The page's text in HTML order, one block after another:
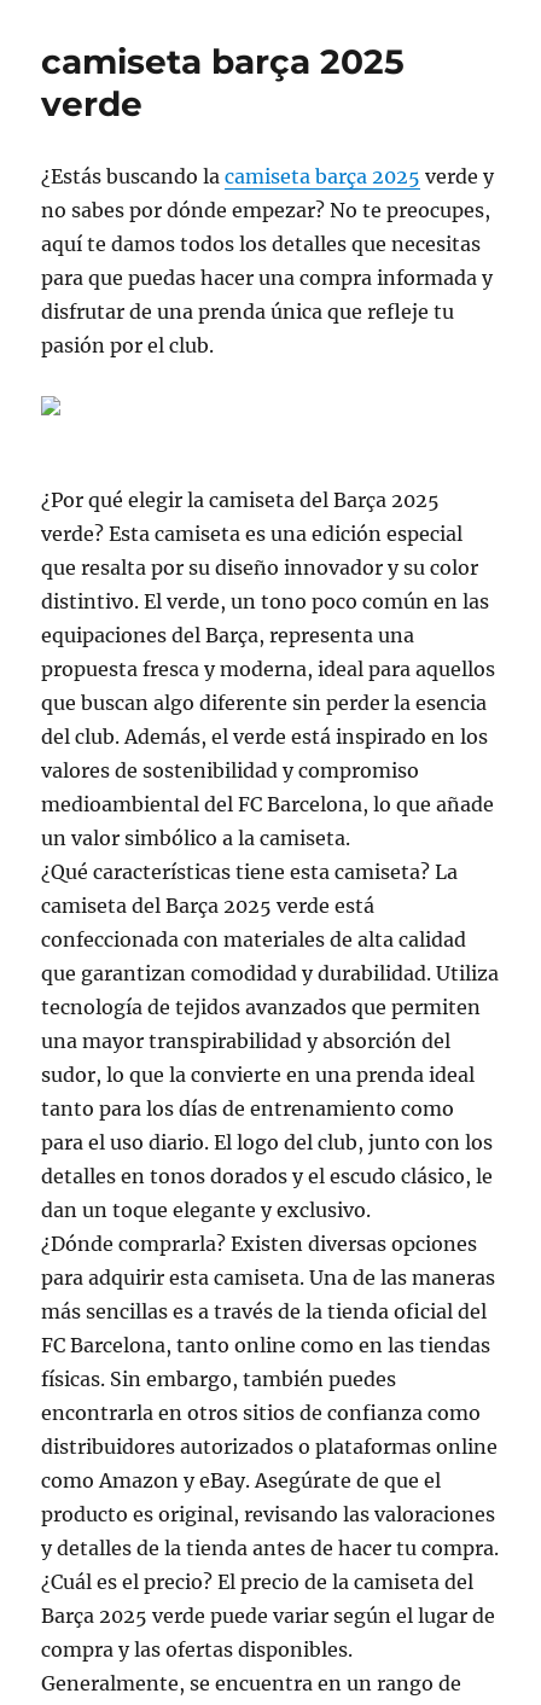
camiseta barça 2025
verde
¿Estás buscando lacamiseta barça 2025 verde y
no sabes por dónde empezar? No te preocupes,
aquí te damos todos los detalles que necesitas
para que puedas hacer una compra informada y
disfrutar de una prenda única que refleje tu
pasión por el club.
¿Por qué elegir la camiseta del Barça 2025
verde? Esta camiseta es una edición especial
que resalta por su diseño innovador y su color
distintivo. El verde, un tono poco común en las
equipaciones del Barça, representa una
propuesta fresca y moderna, ideal para aquellos
que buscan algo diferente sin perder la esencia
del club. Además, el verde está inspirado en los
valores de sostenibilidad y compromiso
medioambiental del FC Barcelona, lo que añade
un valor simbólico a la camiseta.
¿Qué características tiene esta camiseta? La
camiseta del Barça 2025 verde está
confeccionada con materiales de alta calidad
que garantizan comodidad y durabilidad. Utiliza
tecnología de tejidos avanzados que permiten
una mayor transpirabilidad y absorción del
sudor, lo que la convierte en una prenda ideal
tanto para los días de entrenamiento como
para el uso diario. El logo del club, junto con los
detalles en tonos dorados y el escudo clásico, le
dan un toque elegante y exclusivo.
¿Dónde comprarla? Existen diversas opciones
para adquirir esta camiseta. Una de las maneras
más sencillas es a través de la tienda oficial del
FC Barcelona, tanto online como en las tiendas
físicas. Sin embargo, también puedes
encontrarla en otros sitios de confianza como
distribuidores autorizados o plataformas online
como Amazon y eBay. Asegúrate de que el
producto es original, revisando las valoraciones
y detalles de la tienda antes de hacer tu compra.
¿Cuál es el precio? El precio de la camiseta del
Barça 2025 verde puede variar según el lugar de
compra y las ofertas disponibles.
Generalmente, se encuentra en un rango de